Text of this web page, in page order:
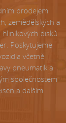
prodejem
zemědělských a
disků
Poskytujeme
včetně
pneumatik a
společnostem
a dalším.